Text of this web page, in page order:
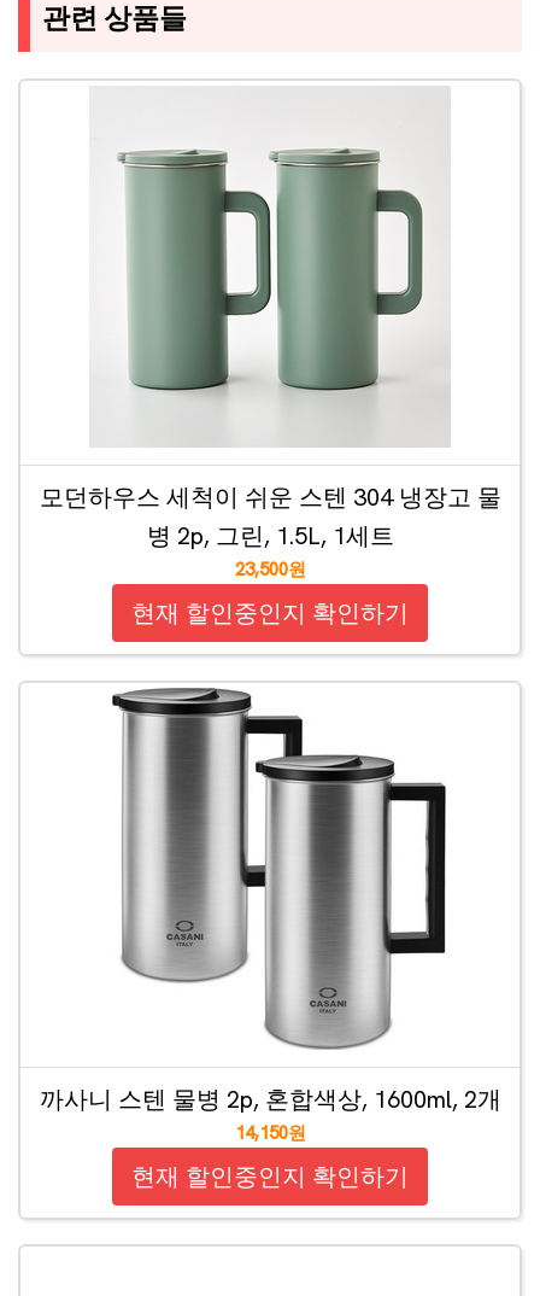
관련 상품들
모던하우스 세척이 쉬운 스텐 304 냉장고 물
병 2p, 그린, 1.5L, 1세트
23,500원
현재 할인중인지 확인하기
까사니 스텐 물병 2p, 혼합색상, 1600ml, 2개
14,150원
현재 할인중인지 확인하기